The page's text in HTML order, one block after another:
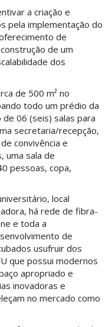
a criação e
pela implementação do
de
de um
dos
de 500 m² no
todo um prédio da
06 (seis) salas para
secretaria/recepção,
convivência e
uma sala de
pessoas, copa,
local
há rede de fibra-
e toda a
de
usufruir dos
que possui modernos
apropriado e
inovadoras e
no mercado como